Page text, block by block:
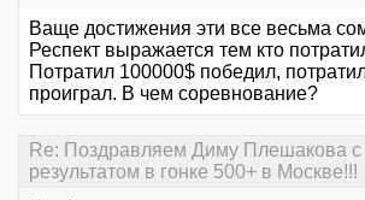
Ваще достижения эти все весьма
Респект выражается тем кто
Потратил 100000$ победил,
проиграл. В чем соревнование?
Re: Поздравляем Диму Плешакова
результатом в гонке 500+ в Москве!!!